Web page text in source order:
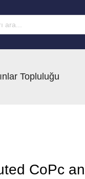
Topluluğu
CoPc